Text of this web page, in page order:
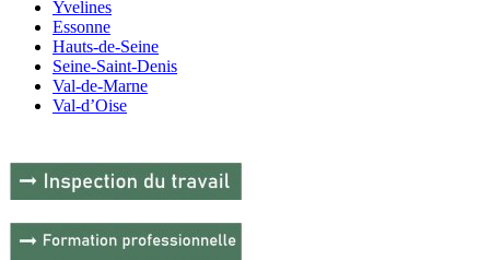
Yvelines
Essonne
Hauts-de-Seine
Seine-Saint-Denis
Val-de-Marne
Val-d’Oise